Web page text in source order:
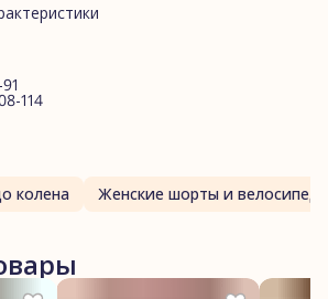
114
колена Женские шорты и